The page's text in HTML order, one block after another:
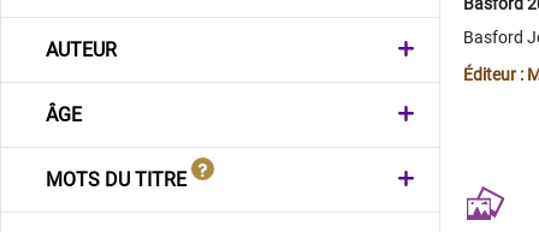
AUTEUR
ÂGE
MOTS DU TITRE
Basford
Éditeur :